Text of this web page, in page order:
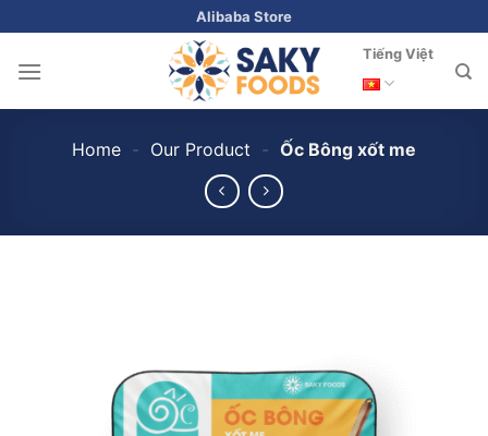
to
content
Alibaba Store
Tiếng Việt
Home - Our Product - Ốc Bông xốt me